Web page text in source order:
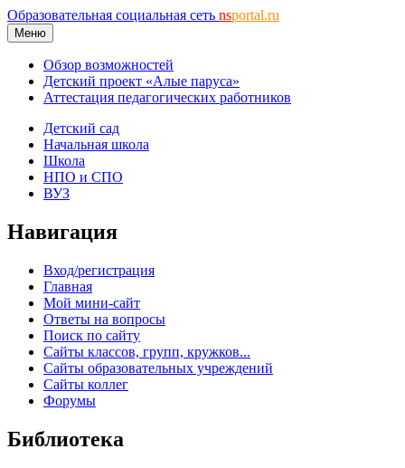
Образовательная социальная сеть nsportal.ru
Меню
Обзор возможностей
Детский проект «Алые паруса»
Аттестация педагогических работников
Детский сад
Начальная школа
Школа
НПО и СПО
ВУЗ
Навигация
Вход/регистрация
Главная
Мой мини-сайт
Ответы на вопросы
Поиск по сайту
Сайты классов, групп, кружков...
Сайты образовательных учреждений
Сайты коллег
Форумы
Библиотека